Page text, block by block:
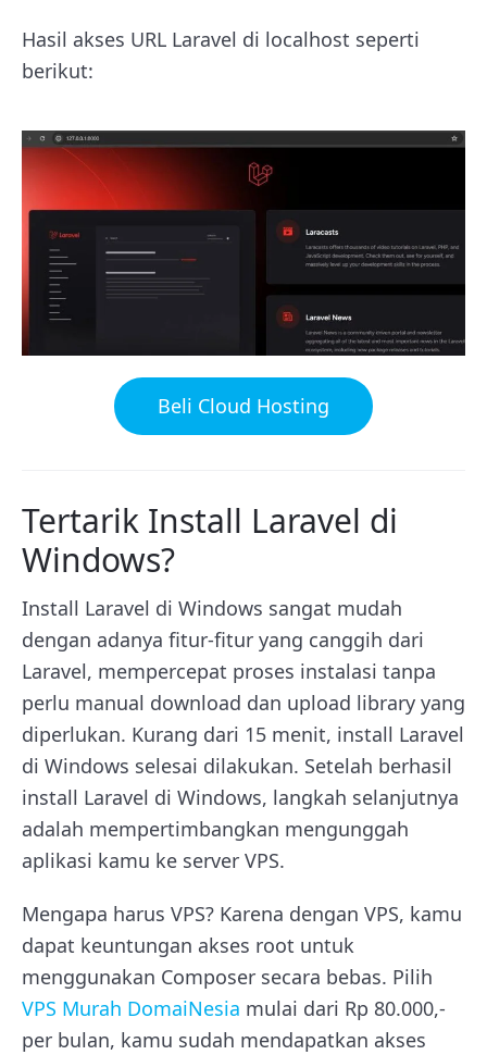
Hasil akses URL Laravel di localhost seperti
berikut:
Beli Cloud Hosting
Tertarik Install Laravel di
Windows?
Install Laravel di Windows sangat mudah
dengan adanya fitur-fitur yang canggih dari
Laravel, mempercepat proses instalasi tanpa
perlu manual download dan upload library yang
diperlukan. Kurang dari 15 menit, install Laravel
di Windows selesai dilakukan. Setelah berhasil
install Laravel di Windows, langkah selanjutnya
adalah mempertimbangkan mengunggah
aplikasi kamu ke server VPS.
Mengapa harus VPS? Karena dengan VPS, kamu
dapat keuntungan akses root untuk
menggunakan Composer secara bebas. Pilih
VPS Murah DomaiNesia mulai dari Rp 80.000,-
per bulan, kamu sudah mendapatkan akses